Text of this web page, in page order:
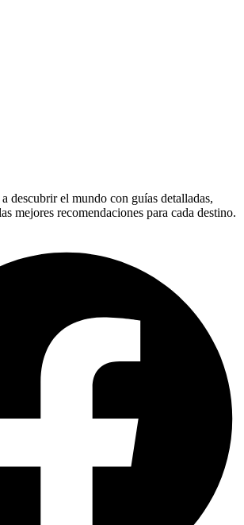
descubrir el mundo con guías detalladas,
mejores recomendaciones para cada destino.